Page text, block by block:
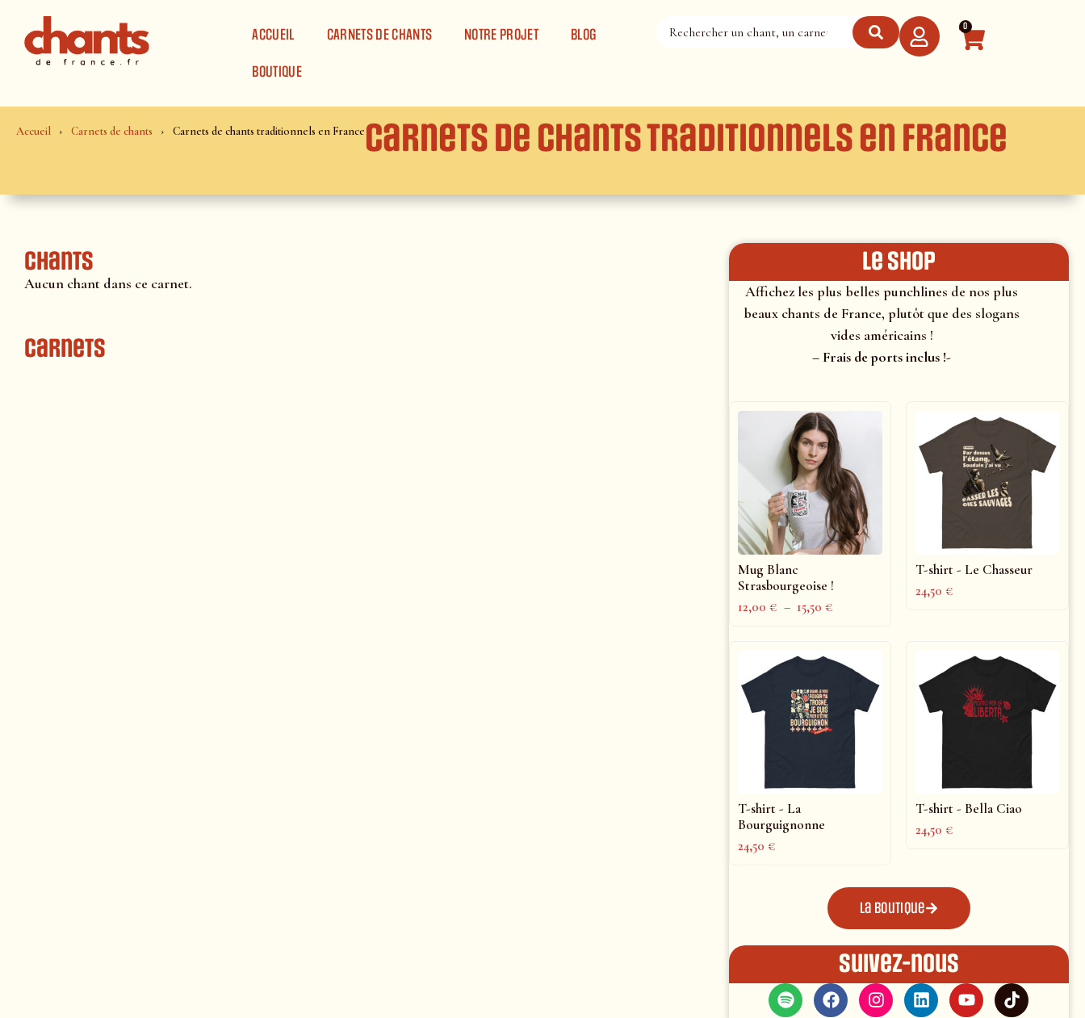
ACCUEIL
CARNETS DE CHANTS NOTRE PROJET BLOG
BOUTIQUE
0
Accueil Carnets de chants Carnets de chants traditionnels en FranceCarnets de chants traditionnels en France
Chants
Aucun chant dans ce carnet.
Carnets
le shop
Affichez les plus belles punchlines de nos plus
beaux chants de France, plutôt que des slogans
vides américains !
– Frais de ports inclus !-
Mug Blanc
Strasbourgeoise !
12,00€ – 15,50€
T-shirt - Le Chasseur
24,50€
T-shirt - La
Bourguignonne
24,50€
T-shirt - Bella Ciao
24,50€
La boutique
Suivez-nous